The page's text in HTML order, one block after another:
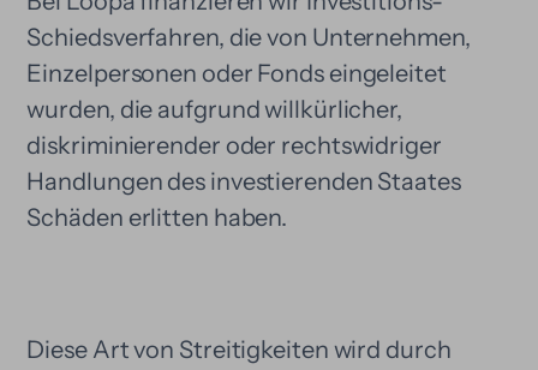
Schiedsverfahren, die von Unternehmen,
Einzelpersonen oder Fonds eingeleitet
wurden, die aufgrund willkürlicher,
diskriminierender oder rechtswidriger
Handlungen des investierenden Staates
Schäden erlitten haben.
Diese Art von Streitigkeiten wird durch